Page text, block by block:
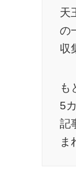
天
の
収
も
5
記
ま